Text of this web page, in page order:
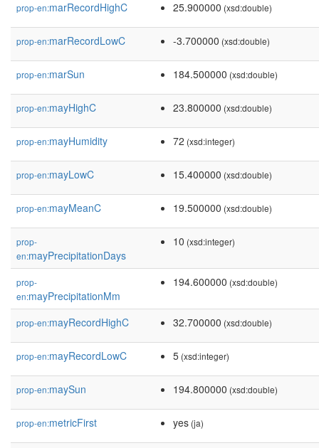
prop-en:marRecordHighC 25.900000 (xsd:double)
prop-en:marRecordLowC -3.700000 (xsd:double)
prop-en:marSun 184.500000 (xsd:double)
prop-en:mayHighC 23.800000 (xsd:double)
prop-en:mayHumidity 72 (xsd:integer)
prop-en:mayLowC 15.400000 (xsd:double)
prop-en:mayMeanC 19.500000 (xsd:double)
prop-
en:mayPrecipitationDays
10 (xsd:integer)
prop-
en:mayPrecipitationMm
194.600000 (xsd:double)
prop-en:mayRecordHighC 32.700000 (xsd:double)
prop-en:mayRecordLowC 5 (xsd:integer)
prop-en:maySun 194.800000 (xsd:double)
prop-en:metricFirst yes (ja)